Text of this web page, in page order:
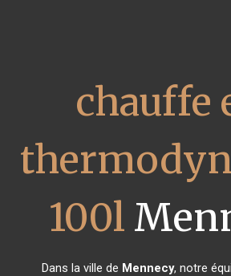
chauffe
100l
Dans la ville de Mennecy, notre